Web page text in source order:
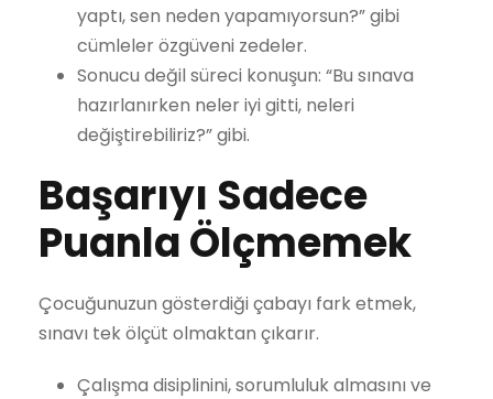
yaptı, sen neden yapamıyorsun?” gibi
cümleler özgüveni zedeler.
Sonucu değil süreci konuşun: “Bu sınava
hazırlanırken neler iyi gitti, neleri
değiştirebiliriz?” gibi.
Başarıyı Sadece
Puanla Ölçmemek
Çocuğunuzun gösterdiği çabayı fark etmek,
sınavı tek ölçüt olmaktan çıkarır.
Çalışma disiplinini, sorumluluk almasını ve